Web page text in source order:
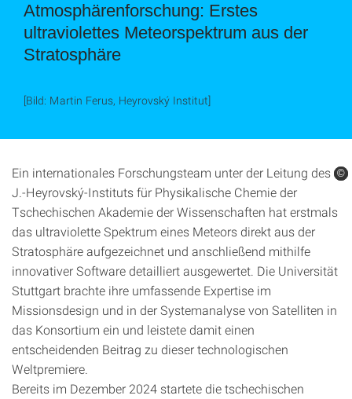
Atmosphärenforschung: Erstes
ultraviolettes Meteorspektrum aus der
Stratosphäre
[Bild: Martin Ferus, Heyrovský Institut]
Ein internationales Forschungsteam unter der Leitung des
J.-Heyrovský-Instituts für Physikalische Chemie der
Tschechischen Akademie der Wissenschaften hat erstmals
das ultraviolette Spektrum eines Meteors direkt aus der
Stratosphäre aufgezeichnet und anschließend mithilfe
innovativer Software detailliert ausgewertet. Die Universität
Stuttgart brachte ihre umfassende Expertise im
Missionsdesign und in der Systemanalyse von Satelliten in
das Konsortium ein und leistete damit einen
entscheidenden Beitrag zu dieser technologischen
Weltpremiere.
Bereits im Dezember 2024 startete die tschechischen
©
©
©